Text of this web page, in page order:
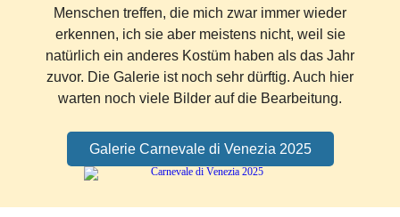
Menschen treffen, die mich zwar immer wieder
erkennen, ich sie aber meistens nicht, weil sie
natürlich ein anderes Kostüm haben als das Jahr
zuvor. Die Galerie ist noch sehr dürftig. Auch hier
warten noch viele Bilder auf die Bearbeitung.
Galerie Carnevale di Venezia 2025